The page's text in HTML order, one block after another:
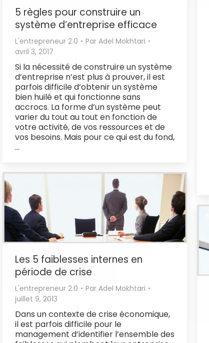
5 règles pour construire un
système d’entreprise efficace
L'entrepreneur 2.0 Par Adel Mokhtari
avril 3, 2017
Si la nécessité de construire un système
d’entreprise n’est plus à prouver, il est
parfois difficile d’obtenir un système
bien huilé et qui fonctionne sans
accrocs. La forme d’un système peut
varier du tout au tout en fonction de
votre activité, de vos ressources et de
vos besoins. Mais pour ce qui est du fond,
…
Les 5 faiblesses internes en
période de crise
L'entrepreneur 2.0 Par Adel Mokhtari
juillet 9, 2013
Dans un contexte de crise économique,
il est parfois difficile pour le
management d’identifier l’ensemble des